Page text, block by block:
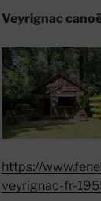
Veyrignac
https://
veyrignac-fr-